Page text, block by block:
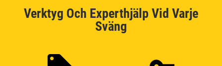
Verktyg Och Experthjälp Vid Varje
Sväng